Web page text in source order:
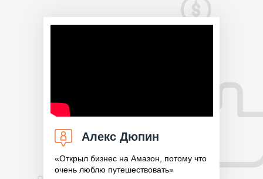
Алекс Дюпин
«Открыл бизнес на Амазон, потому что
очень люблю путешествовать»